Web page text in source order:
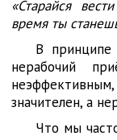
«Старайся
время ты
В принципе
нерабочий
значителен, а
Что мы